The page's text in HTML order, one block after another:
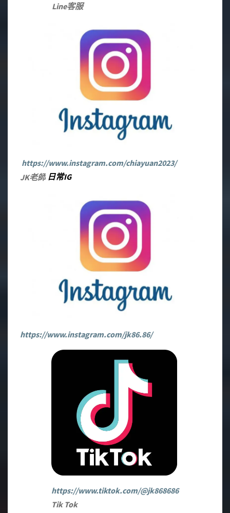
Line客服
https://www.instagram.com/chiayuan2023/
JK老師 日常IG
https://www.instagram.com/jk86.86/
https://www.tiktok.com/@jk868686
Tik Tok